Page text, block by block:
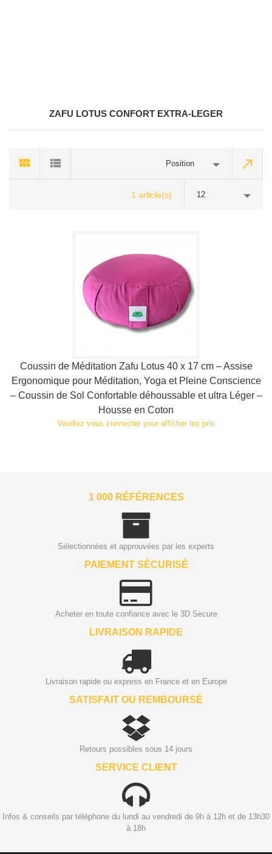
ZAFU LOTUS CONFORT EXTRA-LEGER
Position
1 article(s) 12
Coussin de Méditation Zafu Lotus 40 x 17 cm – Assise
Ergonomique pour Méditation, Yoga et Pleine Conscience
– Coussin de Sol Confortable déhoussable et ultra Léger –
Housse en Coton
Veuillez vous connecter pour afficher les prix
1 000 RÉFÉRENCES
Sélectionnées et approuvées par les experts
PAIEMENT SÉCURISÉ
Acheter en toute confiance avec le 3D Secure
LIVRAISON RAPIDE
Livraison rapide ou express en France et en Europe
SATISFAIT OU REMBOURSÉ
Retours possibles sous 14 jours
SERVICE CLIENT
Infos & conseils par téléphone du lundi au vendredi de 9h à 12h et de 13h30
à 18h